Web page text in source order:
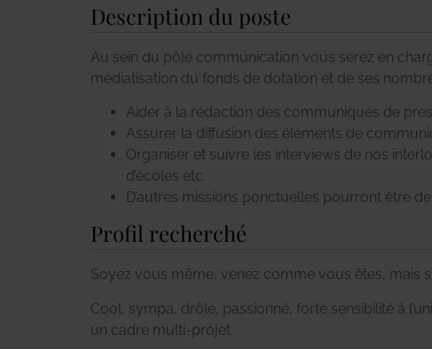
Description du poste
Au sein du pôle communication vous serez en
médiatisation du fonds de dotation et de ses
Aider à la rédaction des communiqués de
Assurer la diffusion des éléments de
Organiser et suivre les interviews de nos
d’écoles etc.
D’autres missions ponctuelles pourront être
Profil recherché
Soyez vous même, venez comme vous êtes, mais
Cool, sympa, drôle, passionné, forte sensibilité à
un cadre multi-projet.